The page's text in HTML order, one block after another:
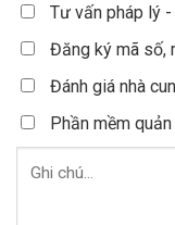
Tư vấn pháp lý
Đăng ký mã số,
Đánh giá nhà
Phần mềm